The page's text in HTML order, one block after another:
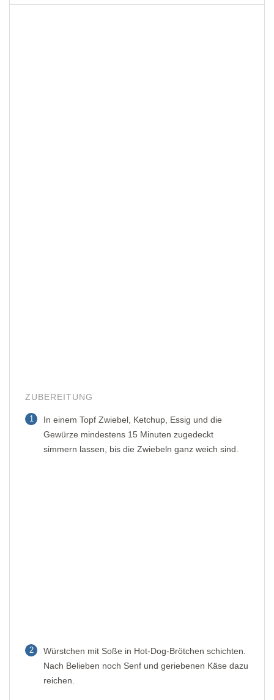
ZUBEREITUNG
1
In einem Topf Zwiebel, Ketchup, Essig und die
Gewürze mindestens 15 Minuten zugedeckt
simmern lassen, bis die Zwiebeln ganz weich sind.
2
Würstchen mit Soße in Hot-Dog-Brötchen schichten.
Nach Belieben noch Senf und geriebenen Käse dazu
reichen.